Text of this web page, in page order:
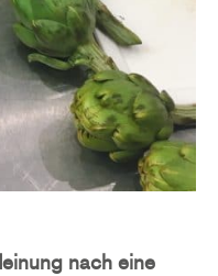
nach eine